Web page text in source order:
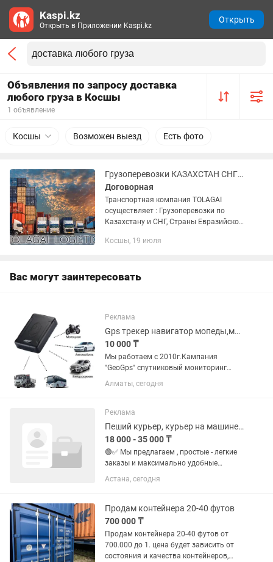
Объявления по запросу доставка
любого груза в Косшы
1 объявление
Косшы Возможен выезд Есть фото
Грузоперевозки КАЗАХСТАН СНГ фуры, тандем, 5-10 тонники доставка груза
Договорная
Транспортная компания TOLAGAI
осуществляет : Грузоперевозки по
Казахстану и СНГ, Страны Евразийской
отдельной машиной от двери до двери.
Косшы, 19 июля
Вас могут заинтересовать
Реклама
Gps трекер навигатор мопеды,машины,грузовые,расход топлива,блокир.двигателя
10 000 ₸
Мы работаем с 2010г.Кампания
"GeoGps" спутниковый мониторинг
транспорта, Контроль расхода
топлива, блокировка двигателя, угол
контроль топлива температура
двигателя...
Алматы, сегодня
Реклама
Пеший курьер, курьер на машине, курьер на мопеде, вело курьер
18 000 - 35 000 ₸
🟢✅ Мы предлагаем , простые - легкие
заказы и максимально удобные
условия. У нас готовые заказы и
удобные локации (работа рядом с
платим быстро: ⭕️Ежедневный доход:
от...
Астана, сегодня
Продам контейнера 20-40 футов
700 000 ₸
Продам контейнера 20-40 футов от
700.000 до 1. цена будет зависить от
состояния и качества контейнеров,
Kaspi.kz
Открыть в Приложении Kaspi.kz
Открыть